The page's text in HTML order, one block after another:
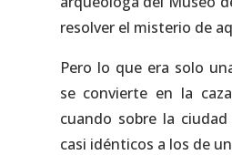
resolver el misterio de
Pero lo que era solo
se convierte en la
cuando sobre la
casi idénticos a los de